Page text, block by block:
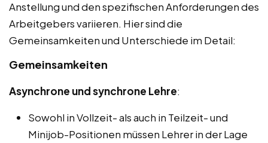
Anstellung und den spezifischen Anforderungen des
Arbeitgebers variieren. Hier sind die
Gemeinsamkeiten und Unterschiede im Detail:
Gemeinsamkeiten
Asynchrone und synchrone Lehre:
Sowohl in Vollzeit- als auch in Teilzeit- und
Minijob-Positionen müssen Lehrer in der Lage